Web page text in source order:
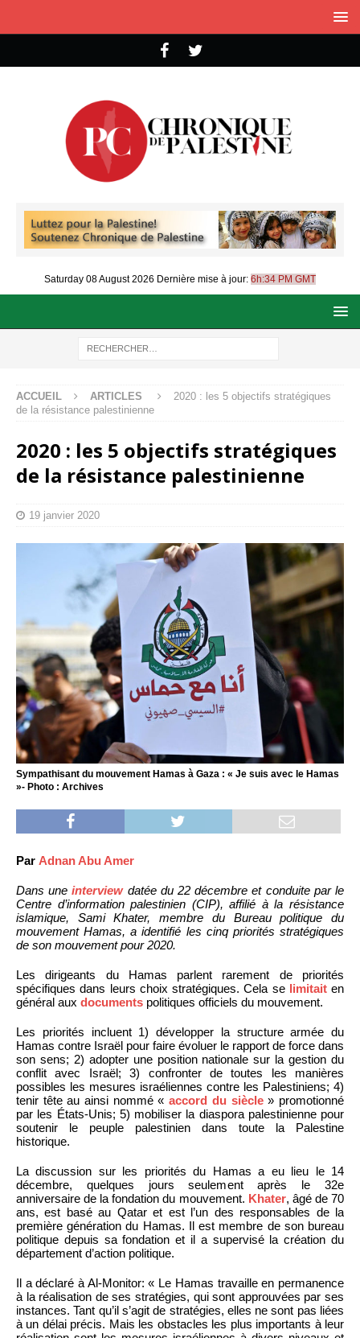
Saturday 08 August 2026 Dernière mise à jour: 6h:34 PM GMT
ACCUEIL ARTICLES
2020 : les 5 objectifs stratégiques
de la résistance palestinienne
2020 : les 5 objectifs stratégiques
de la résistance palestinienne
19 janvier 2020
Sympathisant du mouvement Hamas à Gaza : « Je suis avec le Hamas
»- Photo : Archives
Par Adnan Abu Amer
Dans uneinterviewdatée du 22 décembre et conduite par le
Centre d’information palestinien (CIP), affilié à la résistance
islamique, Sami Khater, membre du Bureau politique du
mouvement Hamas, a identifié les cinq priorités stratégiques
de son mouvement pour 2020.
Les dirigeants du Hamas parlent rarement de priorités
spécifiques dans leurs choix stratégiques. Cela se limitaiten
général aux documents politiques officiels du mouvement.
Les priorités incluent 1) développer la structure armée du
Hamas contre Israël pour faire évoluer le rapport de force dans
son sens; 2) adopter une position nationale sur la gestion du
conflit avec Israël; 3) confronter de toutes les manières
possibles les mesures israéliennes contre les Palestiniens; 4)
tenir tête au ainsi nommé «accord du siècle» promotionné
par les États-Unis; 5) mobiliser la diaspora palestinienne pour
soutenir le peuple palestinien dans toute la Palestine
historique.
La discussion sur les priorités du Hamas a eu lieu le 14
décembre, quelques jours seulement après le 32e
anniversaire de la fondation du mouvement. Khater, âgé de 70
ans, est basé au Qatar et est l’un des responsables de la
première génération du Hamas. Il est membre de son bureau
politique depuis sa fondation et il a supervisé la création du
département d’action politique.
Il a déclaré à Al-Monitor: « Le Hamas travaille en permanence
à la réalisation de ses stratégies, qui sont approuvées par ses
instances. Tant qu’il s’agit de stratégies, elles ne sont pas liées
à un délai précis. Mais les obstacles les plus importants à leur